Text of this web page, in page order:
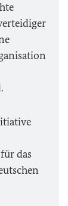
das